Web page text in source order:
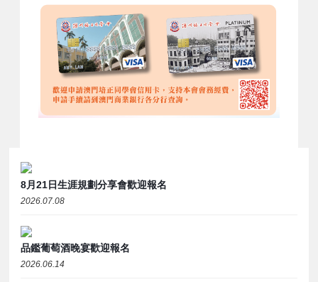
8月21日生涯規劃分享會歡迎報名
2026.07.08
品鑑葡萄酒晚宴歡迎報名
2026.06.14